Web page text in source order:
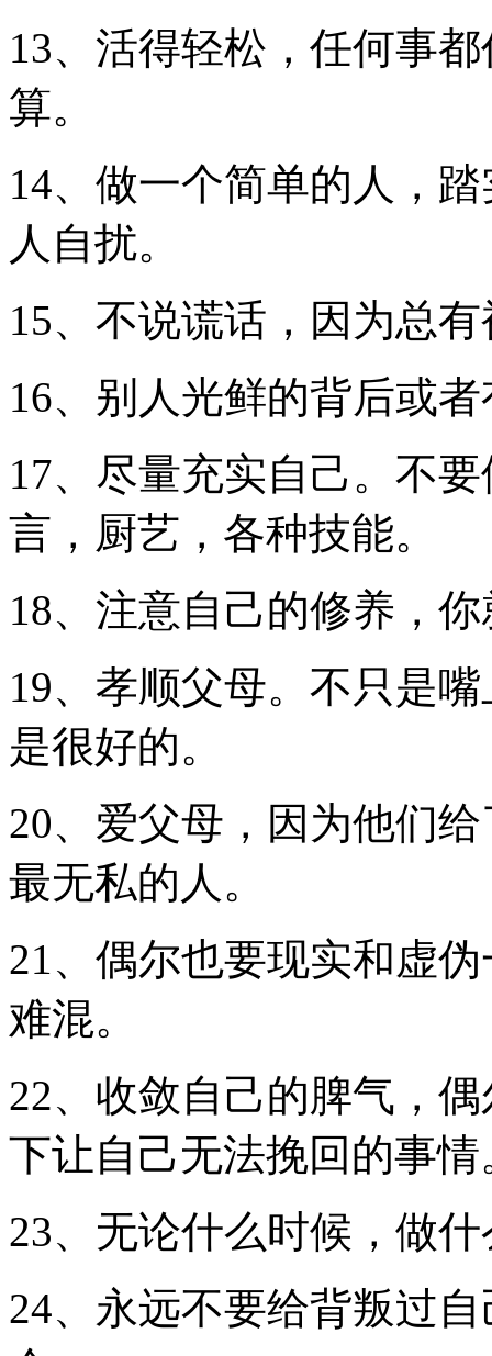
13、活得轻松，任何事
算。
14、做一个简单的人，
人自扰。
15、不说谎话，因为总
16、别人光鲜的背后或
17、尽量充实自己。不
言，厨艺，各种技能。
18、注意自己的修养，
19、孝顺父母。不只是
是很好的。
20、爱父母，因为他们
最无私的人。
21、偶尔也要现实和虚
难混。
22、收敛自己的脾气，
下让自己无法挽回的事情
23、无论什么时候，做
24、永远不要给背叛过